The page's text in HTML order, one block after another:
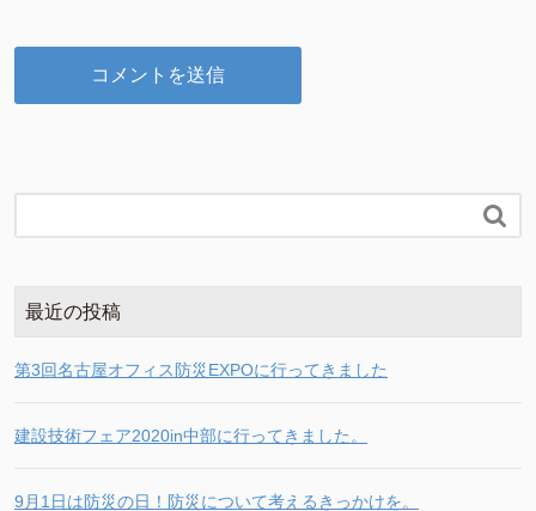

最近の投稿
第3回名古屋オフィス防災EXPOに行ってきました
建設技術フェア2020in中部に行ってきました。
9月1日は防災の日！防災について考えるきっかけを。